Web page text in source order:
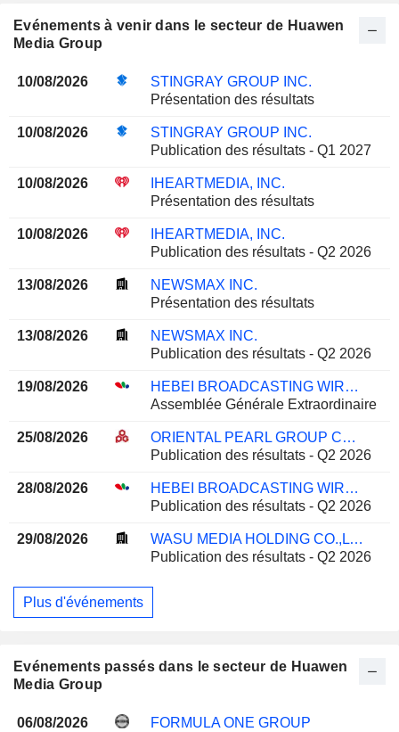
Evénements à venir dans le secteur de Huawen
Media Group
10/08/2026
STINGRAY GROUP INC.
Présentation des résultats
10/08/2026
STINGRAY GROUP INC.
Publication des résultats - Q1 2027
10/08/2026
IHEARTMEDIA, INC.
Présentation des résultats
10/08/2026
IHEARTMEDIA, INC.
Publication des résultats - Q2 2026
13/08/2026
NEWSMAX INC.
Présentation des résultats
13/08/2026
NEWSMAX INC.
Publication des résultats - Q2 2026
19/08/2026
HEBEI BROADCASTING WIRELESS MEDIA CO., LTD.
Assemblée Générale Extraordinaire
25/08/2026
ORIENTAL PEARL GROUP CO.,LTD.
Publication des résultats - Q2 2026
28/08/2026
HEBEI BROADCASTING WIRELESS MEDIA CO., LTD.
Publication des résultats - Q2 2026
29/08/2026
WASU MEDIA HOLDING CO.,LTD
Publication des résultats - Q2 2026
Plus d'événements
Evénements passés dans le secteur de Huawen
Media Group
06/08/2026
FORMULA ONE GROUP